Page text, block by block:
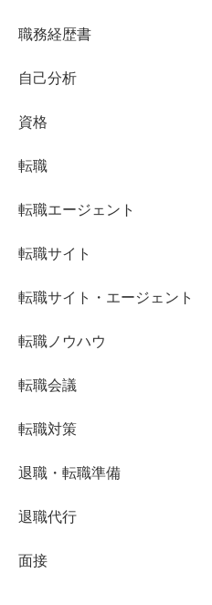
職務経歴書
自己分析
資格
転職
転職エージェント
転職サイト
転職サイト・エージェント
転職ノウハウ
転職会議
転職対策
退職・転職準備
退職代行
面接